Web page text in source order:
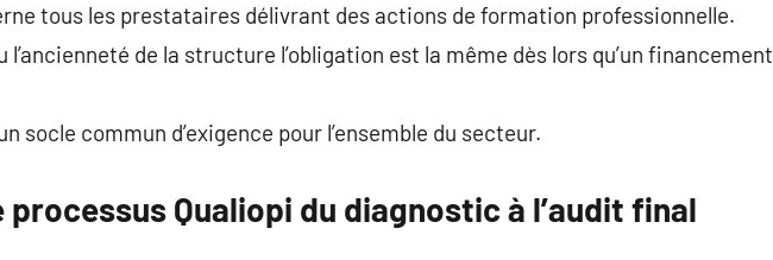
tous les prestataires délivrant des actions de formation professionnelle.
l’ancienneté de la structure l’obligation est la même dès lors qu’un financement
socle commun d’exigence pour l’ensemble du secteur.
processus Qualiopi du diagnostic à l’audit final